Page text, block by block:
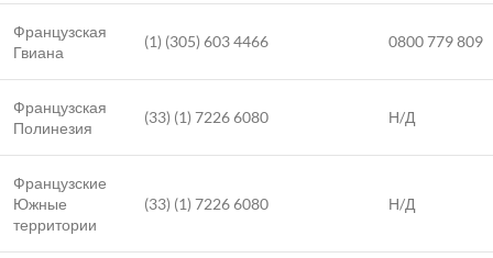
Французская
Гвиана
(1) (305) 603 4466 0800 779 809
Французская
Полинезия
(33) (1) 7226 6080 Н/Д
Французские
Южные
территории
(33) (1) 7226 6080 Н/Д